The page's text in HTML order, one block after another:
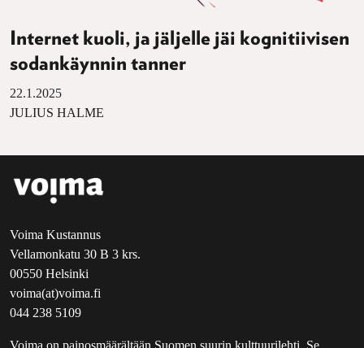
Internet kuoli, ja jäljelle jäi kognitiivisen
sodankäynnin tanner
22.1.2025
JULIUS HALME
Voima Kustannus
Vellamonkatu 30 B 3 krs.
00550 Helsinki
voima(at)voima.fi
044 238 5109
Voima on painosmäärältään Suomen suurin kulttuurilehti. Se